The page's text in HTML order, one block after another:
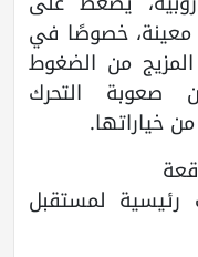
معينة، خصوصًا في
من الضغوط
صعوبة التحرك
خياراتها.
رئيسية لمستقبل